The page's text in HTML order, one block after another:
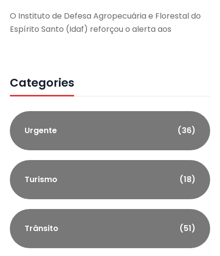
O Instituto de Defesa Agropecuária e Florestal do
Espírito Santo (Idaf) reforçou o alerta aos
Categories
Urgente (36)
Turismo (18)
Trânsito (51)